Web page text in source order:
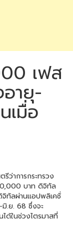
เฟส
ายุ-
เมื่อ
ว่าการกระทรวง
บาท ดิจิทัล
จิทัลผ่านแอปพลิเคชั่
มิ.ย. 68 ซึ่งจะ
ด้ในช่วงไตรมาสที่